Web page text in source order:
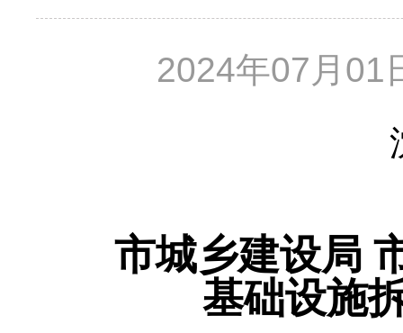
2024年07月01
市城乡建设局
基础设施